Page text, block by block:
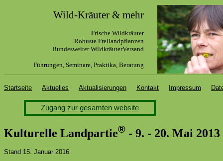
Wild-Kräuter & mehr
Frische Wildkräuter
Robuste Freilandpflanzen
Bundesweiter WildkräuterVersand
Führungen, Seminare, Praktika, Beratung
Startseite Aktuelles Aktualisierungen Kontakt Impressum
Zugang zur gesamten website
Kulturelle Landpartie® - 9. - 20. Mai 2013
Stand 15. Januar 2016